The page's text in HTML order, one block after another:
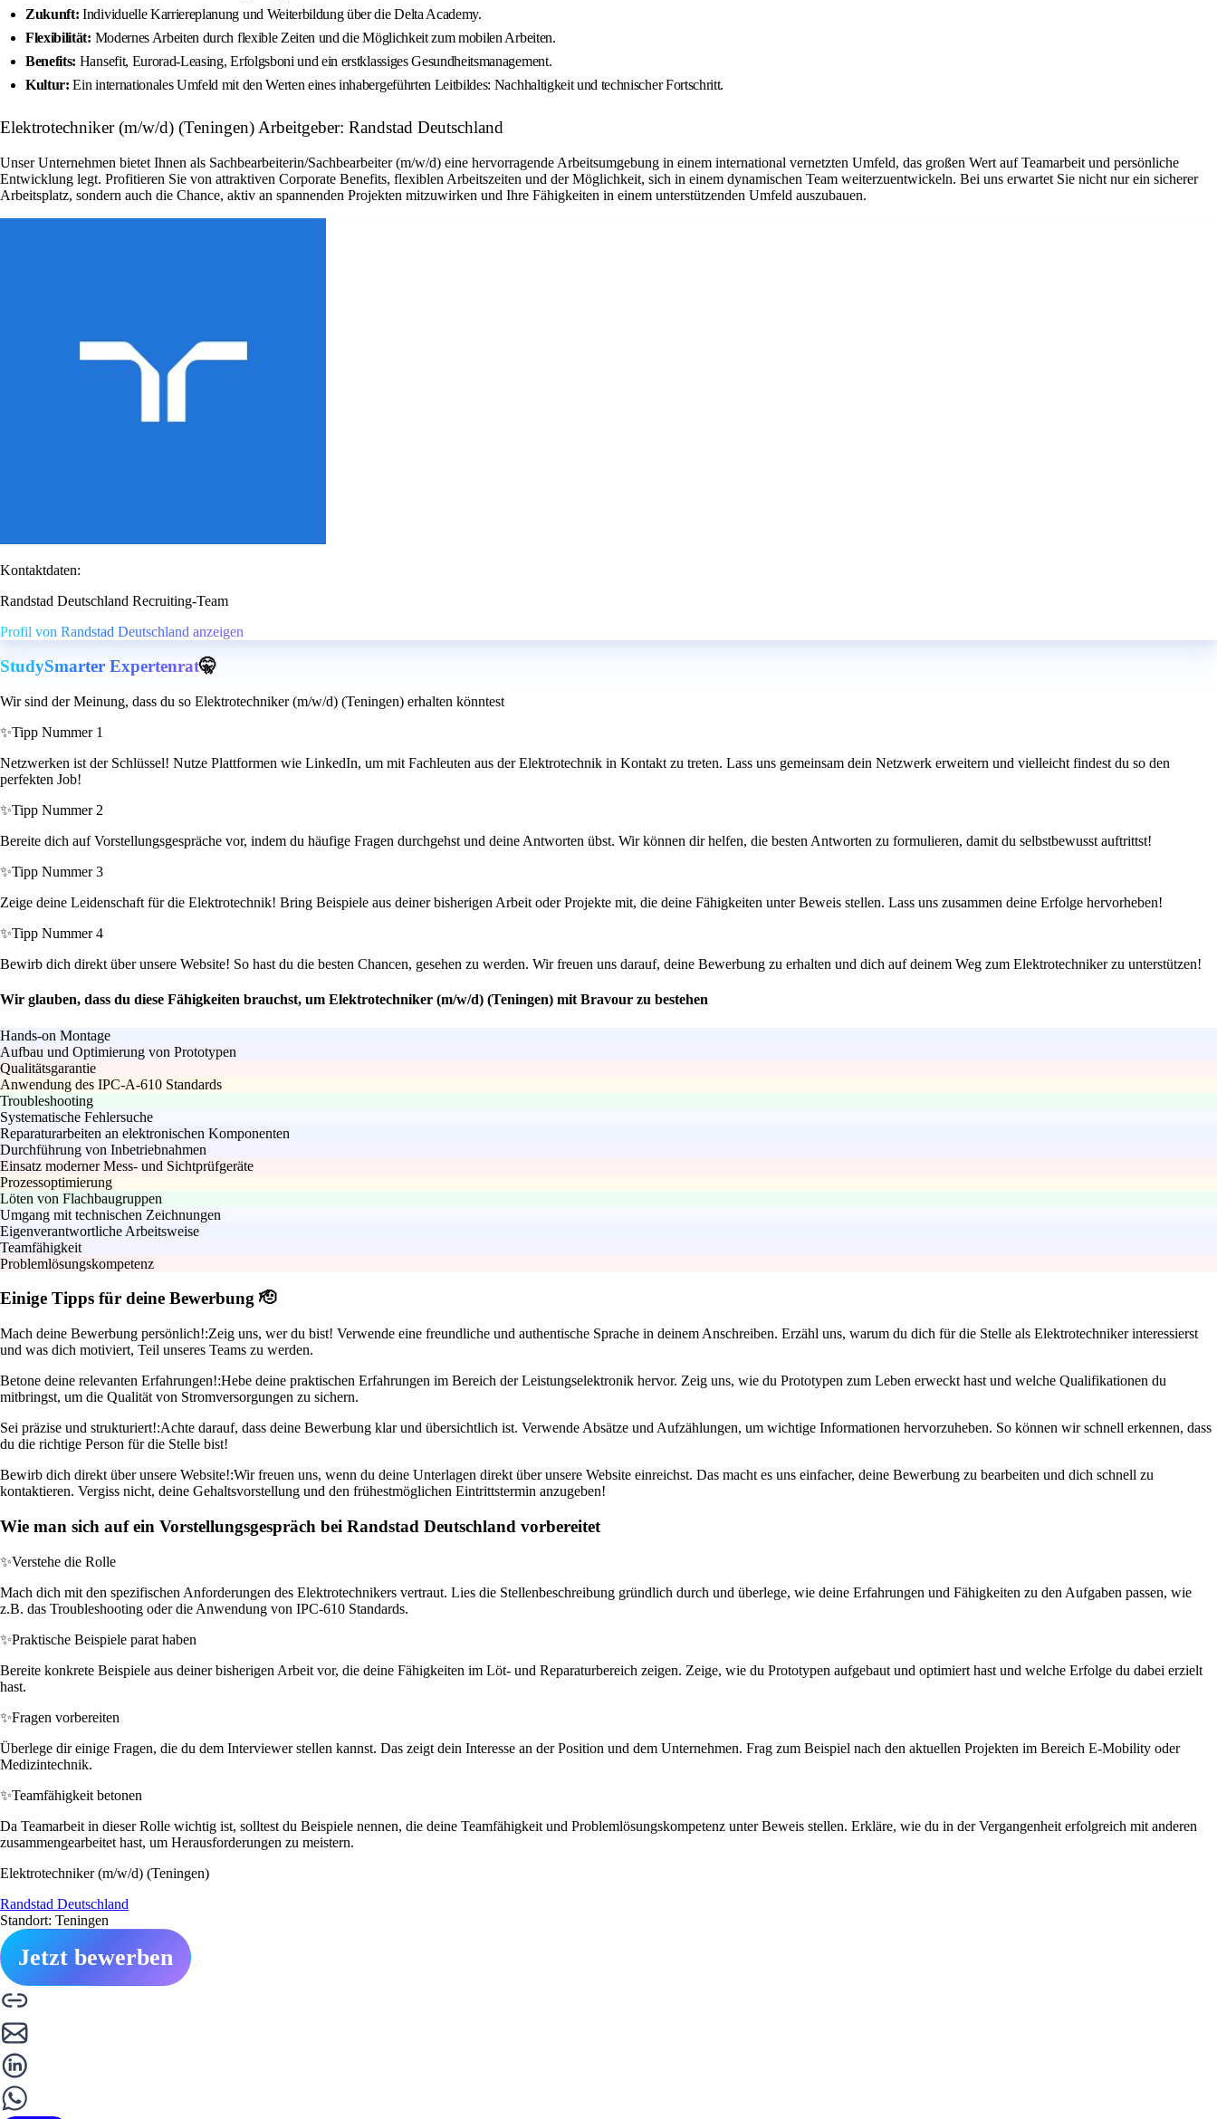
Zukunft: Individuelle Karriereplanung und Weiterbildung über die Delta Academy.
Flexibilität: Modernes Arbeiten durch flexible Zeiten und die Möglichkeit zum mobilen Arbeiten.
Benefits: Hansefit, Eurorad-Leasing, Erfolgsboni und ein erstklassiges Gesundheitsmanagement.
Kultur: Ein internationales Umfeld mit den Werten eines inhabergeführten Leitbildes: Nachhaltigkeit und technischer Fortschritt.
Elektrotechniker (m/w/d) (Teningen) Arbeitgeber: Randstad Deutschland
Unser Unternehmen bietet Ihnen als Sachbearbeiterin/Sachbearbeiter (m/w/d) eine hervorragende Arbeitsumgebung in einem international vernetzten Umfeld, das großen Wert auf Teamarbeit und persönliche
Entwicklung legt. Profitieren Sie von attraktiven Corporate Benefits, flexiblen Arbeitszeiten und der Möglichkeit, sich in einem dynamischen Team weiterzuentwickeln. Bei uns erwartet Sie nicht nur ein sicherer
Arbeitsplatz, sondern auch die Chance, aktiv an spannenden Projekten mitzuwirken und Ihre Fähigkeiten in einem unterstützenden Umfeld auszubauen.
Kontaktdaten:
Randstad Deutschland Recruiting-Team
Profil von Randstad Deutschland anzeigen
StudySmarter Expertenrat🤫
Wir sind der Meinung, dass du so Elektrotechniker (m/w/d) (Teningen) erhalten könntest
✨Tipp Nummer 1
Netzwerken ist der Schlüssel! Nutze Plattformen wie LinkedIn, um mit Fachleuten aus der Elektrotechnik in Kontakt zu treten. Lass uns gemeinsam dein Netzwerk erweitern und vielleicht findest du so den
perfekten Job!
✨Tipp Nummer 2
Bereite dich auf Vorstellungsgespräche vor, indem du häufige Fragen durchgehst und deine Antworten übst. Wir können dir helfen, die besten Antworten zu formulieren, damit du selbstbewusst auftrittst!
✨Tipp Nummer 3
Zeige deine Leidenschaft für die Elektrotechnik! Bring Beispiele aus deiner bisherigen Arbeit oder Projekte mit, die deine Fähigkeiten unter Beweis stellen. Lass uns zusammen deine Erfolge hervorheben!
✨Tipp Nummer 4
Bewirb dich direkt über unsere Website! So hast du die besten Chancen, gesehen zu werden. Wir freuen uns darauf, deine Bewerbung zu erhalten und dich auf deinem Weg zum Elektrotechniker zu unterstützen!
Wir glauben, dass du diese Fähigkeiten brauchst, um Elektrotechniker (m/w/d) (Teningen) mit Bravour zu bestehen
Hands-on Montage
Aufbau und Optimierung von Prototypen
Qualitätsgarantie
Anwendung des IPC-A-610 Standards
Troubleshooting
Systematische Fehlersuche
Reparaturarbeiten an elektronischen Komponenten
Durchführung von Inbetriebnahmen
Einsatz moderner Mess- und Sichtprüfgeräte
Prozessoptimierung
Löten von Flachbaugruppen
Umgang mit technischen Zeichnungen
Eigenverantwortliche Arbeitsweise
Teamfähigkeit
Problemlösungskompetenz
Einige Tipps für deine Bewerbung 🫡
Mach deine Bewerbung persönlich!:Zeig uns, wer du bist! Verwende eine freundliche und authentische Sprache in deinem Anschreiben. Erzähl uns, warum du dich für die Stelle als Elektrotechniker interessierst
und was dich motiviert, Teil unseres Teams zu werden.
Betone deine relevanten Erfahrungen!:Hebe deine praktischen Erfahrungen im Bereich der Leistungselektronik hervor. Zeig uns, wie du Prototypen zum Leben erweckt hast und welche Qualifikationen du
mitbringst, um die Qualität von Stromversorgungen zu sichern.
Sei präzise und strukturiert!:Achte darauf, dass deine Bewerbung klar und übersichtlich ist. Verwende Absätze und Aufzählungen, um wichtige Informationen hervorzuheben. So können wir schnell erkennen, dass
du die richtige Person für die Stelle bist!
Bewirb dich direkt über unsere Website!:Wir freuen uns, wenn du deine Unterlagen direkt über unsere Website einreichst. Das macht es uns einfacher, deine Bewerbung zu bearbeiten und dich schnell zu
kontaktieren. Vergiss nicht, deine Gehaltsvorstellung und den frühestmöglichen Eintrittstermin anzugeben!
Wie man sich auf ein Vorstellungsgespräch bei Randstad Deutschland vorbereitet
✨Verstehe die Rolle
Mach dich mit den spezifischen Anforderungen des Elektrotechnikers vertraut. Lies die Stellenbeschreibung gründlich durch und überlege, wie deine Erfahrungen und Fähigkeiten zu den Aufgaben passen, wie
z.B. das Troubleshooting oder die Anwendung von IPC-610 Standards.
✨Praktische Beispiele parat haben
Bereite konkrete Beispiele aus deiner bisherigen Arbeit vor, die deine Fähigkeiten im Löt- und Reparaturbereich zeigen. Zeige, wie du Prototypen aufgebaut und optimiert hast und welche Erfolge du dabei erzielt
hast.
✨Fragen vorbereiten
Überlege dir einige Fragen, die du dem Interviewer stellen kannst. Das zeigt dein Interesse an der Position und dem Unternehmen. Frag zum Beispiel nach den aktuellen Projekten im Bereich E-Mobility oder
Medizintechnik.
✨Teamfähigkeit betonen
Da Teamarbeit in dieser Rolle wichtig ist, solltest du Beispiele nennen, die deine Teamfähigkeit und Problemlösungskompetenz unter Beweis stellen. Erkläre, wie du in der Vergangenheit erfolgreich mit anderen
zusammengearbeitet hast, um Herausforderungen zu meistern.
Elektrotechniker (m/w/d) (Teningen)
Randstad Deutschland
Standort: Teningen
Jetzt bewerben